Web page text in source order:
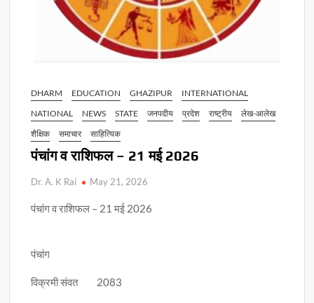
DHARM EDUCATION GHAZIPUR
INTERNATIONAL
NATIONAL
NEWS STATE जनपदीय प्रदेश राष्ट्रीय
लेख-आलेख
शैक्षिक
समाचार साहित्यिक
पंचांग व राशिफल – 21 मई 2026
Dr. A. K Rai May 21, 2026
पंचांग व राशिफल – 21 मई 2026
पंचांग
विक्रमी संवत 2083